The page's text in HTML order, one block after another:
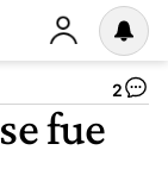
2
fue